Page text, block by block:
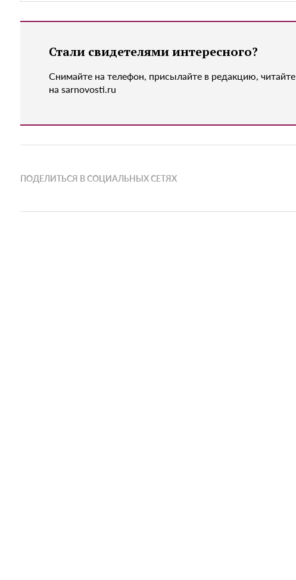
Стали свидетелями интересного?
Снимайте на телефон, присылайте в редакцию, читайте
на sarnovosti.ru
ПОДЕЛИТЬСЯ В СОЦИАЛЬНЫХ СЕТЯХ